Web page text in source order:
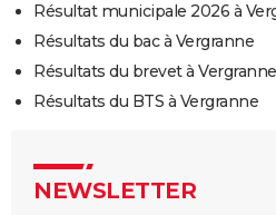
Résultat municipale 2026 à
Résultats du bac à Vergranne
Résultats du brevet à Vergranne
Résultats du BTS à Vergranne
NEWSLETTER